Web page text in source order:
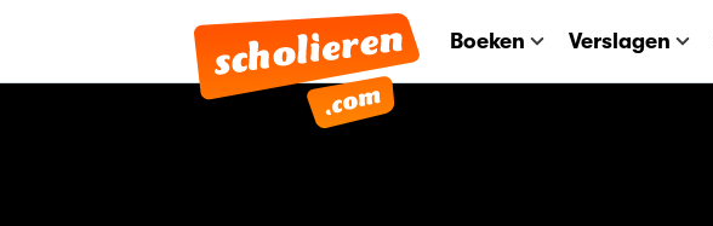
Boeken Verslagen